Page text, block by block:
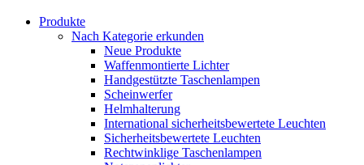
Produkte
Nach Kategorie erkunden
Neue Produkte
Waffenmontierte Lichter
Handgestützte Taschenlampen
Scheinwerfer
Helmhalterung
International sicherheitsbewertete Leuchten
Sicherheitsbewertete Leuchten
Rechtwinklige Taschenlampen